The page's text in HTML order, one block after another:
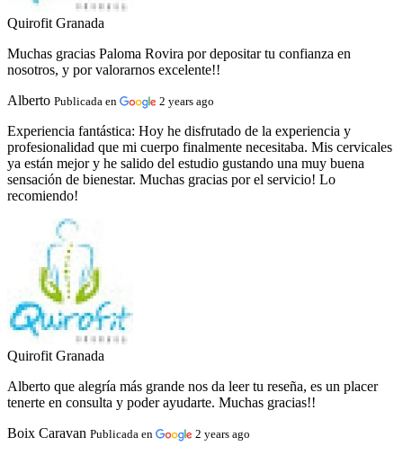
Quirofit Granada
Muchas gracias Paloma Rovira por depositar tu confianza en
nosotros, y por valorarnos excelente!!
Alberto Publicada en 2 years ago
Experiencia fantástica: Hoy he disfrutado de la experiencia y
profesionalidad que mi cuerpo finalmente necesitaba. Mis cervicales
ya están mejor y he salido del estudio gustando una muy buena
sensación de bienestar. Muchas gracias por el servicio! Lo
recomiendo!
Quirofit Granada
Alberto que alegría más grande nos da leer tu reseña, es un placer
tenerte en consulta y poder ayudarte. Muchas gracias!!
Boix Caravan Publicada en 2 years ago